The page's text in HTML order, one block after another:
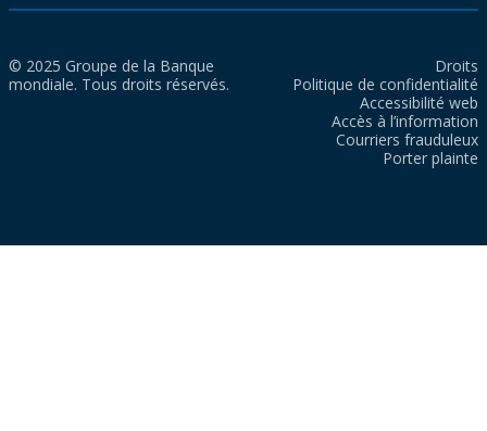
© 2025 Groupe de la Banque
mondiale. Tous droits réservés.
Droits
Politique de confidentialité
Accessibilité web
Accès à l’information
Courriers frauduleux
Porter plainte